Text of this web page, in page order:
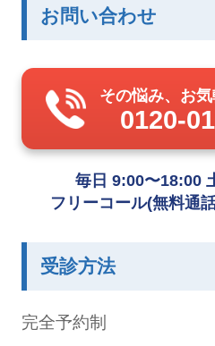
お問い合わせ
その悩み、お
0120-
毎日 9:00〜18:00
フリーコール(無料通
受診方法
完全予約制